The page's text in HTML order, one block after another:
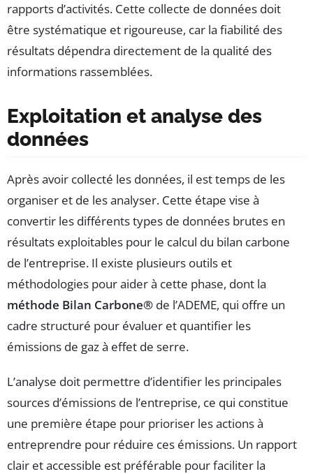
rapports d’activités. Cette collecte de données doit
être systématique et rigoureuse, car la fiabilité des
résultats dépendra directement de la qualité des
informations rassemblées.
Exploitation et analyse des
données
Après avoir collecté les données, il est temps de les
organiser et de les analyser. Cette étape vise à
convertir les différents types de données brutes en
résultats exploitables pour le calcul du bilan carbone
de l’entreprise. Il existe plusieurs outils et
méthodologies pour aider à cette phase, dont la
méthode Bilan Carbone® de l’ADEME, qui offre un
cadre structuré pour évaluer et quantifier les
émissions de gaz à effet de serre.
L’analyse doit permettre d’identifier les principales
sources d’émissions de l’entreprise, ce qui constitue
une première étape pour prioriser les actions à
entreprendre pour réduire ces émissions. Un rapport
clair et accessible est préférable pour faciliter la